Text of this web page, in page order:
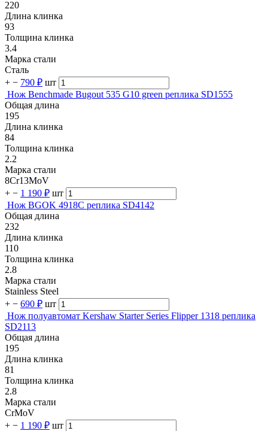
220
Длина клинка
93
Толщина клинка
3.4
Марка стали
Сталь
+ − 790 ₽ шт
Нож Benchmade Bugout 535 G10 green реплика SD1555
Общая длина
195
Длина клинка
84
Толщина клинка
2.2
Марка стали
8Cr13MoV
+ − 1 190 ₽ шт
Нож BGOK 4918C реплика SD4142
Общая длина
232
Длина клинка
110
Толщина клинка
2.8
Марка стали
Stainless Steel
+ − 690 ₽ шт
Нож полуавтомат Kershaw Starter Series Flipper 1318 реплика
SD2113
Общая длина
195
Длина клинка
81
Толщина клинка
2.8
Марка стали
CrMoV
+ − 1 190 ₽ шт